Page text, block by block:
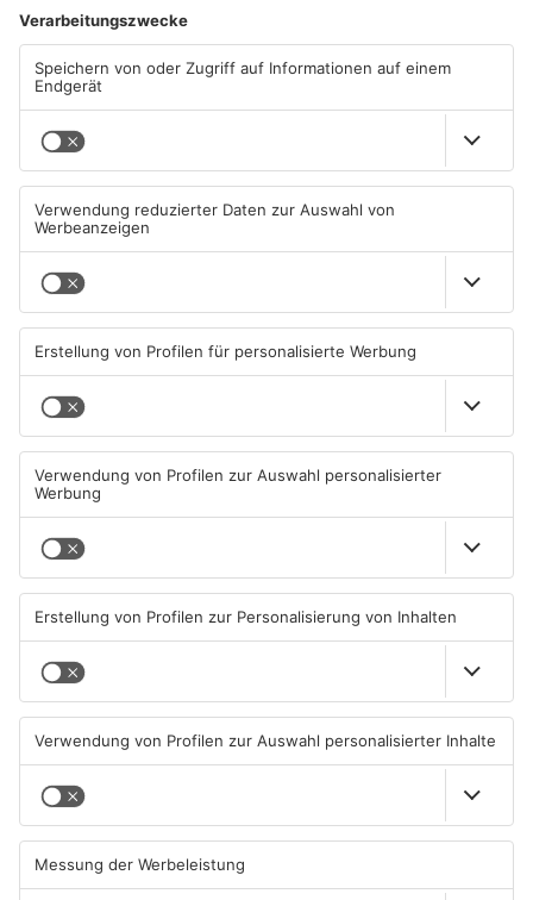
Mann schießt in Neuberg mit
Schreckschusswaffe auf
Busfahrer
07.08.2026, 07:12 UHR IN MAIN-
KINZIG-KREIS
Schwerer Unfall zwischen
Langenselbolder Dreieck und
Hanauer Kreuz
07.08.2026, 07:07 UHR IN MAIN-
zum Thema "Wasser im
Klimawandel"
KINZIG-KREIS
Wohnhausbrand in Maintal:
Zwei Menschen verletzt